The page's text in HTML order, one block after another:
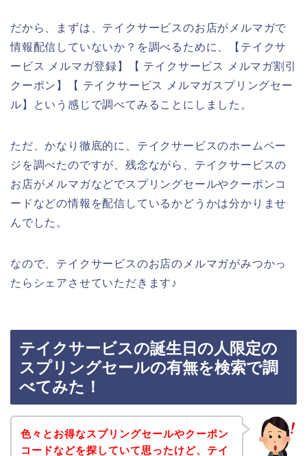
だから、まずは、テイクサービスのお店がメルマガで
情報配信していないか？を調べるために、【テイクサ
ービス メルマガ登録】【 テイクサービス メルマガ割引
クーポン】【 テイクサービス メルマガスプリングセー
ル】という感じで調べてみることにしました。
ただ、かなり徹底的に、テイクサービスのホームペー
ジを調べたのですが、残念ながら、テイクサービスの
お店がメルマガなどでスプリングセールやクーポンコ
ードなどの情報を配信しているかどうかは分かりませ
んでした。
なので、テイクサービスのお店のメルマガがみつかっ
たらシェアさせていただきます♪
テイクサービスの誕生日の人限定の
スプリングセールの有無を検索で調
べてみた！
色々とお得なスプリングセールやクーポン
コードなどを探していて思ったけど、テイ